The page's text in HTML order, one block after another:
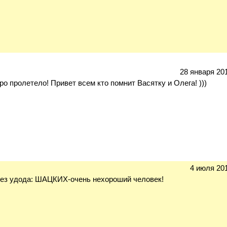
28 января
пролетело! Привет всем кто помнит Васятку и Олега! )))
4 июля
удода: ШАЦКИХ-очень нехороший человек!